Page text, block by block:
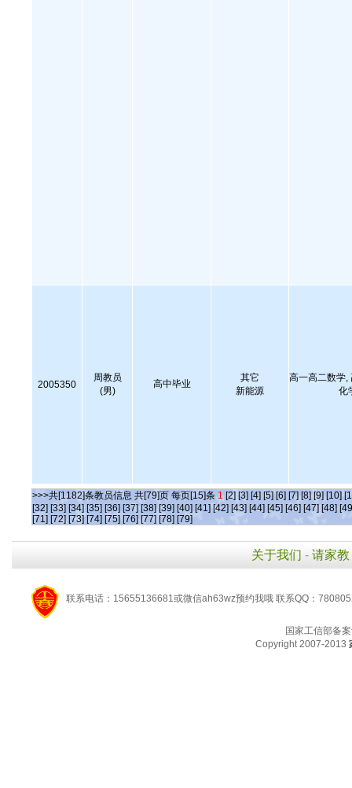
2005350
周教员
(男)
高中毕业
其它
新能源
高一高二数学,
化
>>>共[1182]条教员信息 共[79]页 每页[15]条 1 [2] [3] [4] [5] [6] [7] [8] [9] [10]
[32] [33] [34] [35] [36] [37] [38] [39] [40] [41] [42] [43] [44] [45] [46] [47] [48]
[71] [72] [73] [74] [75] [76] [77] [78] [79]
关于我们 - 请家教
联系电话：15655136681或微信ah63wz预约我哦 联系QQ：
国家工信部备
Copyright 2007-2013